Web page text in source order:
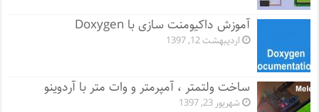
آموزش داکیومنت سازی با Doxygen
اردیبهشت 12, 1397
ساخت ولتمتر ، آمپرمتر و وات متر با آردوینو
شهریور 23, 1397